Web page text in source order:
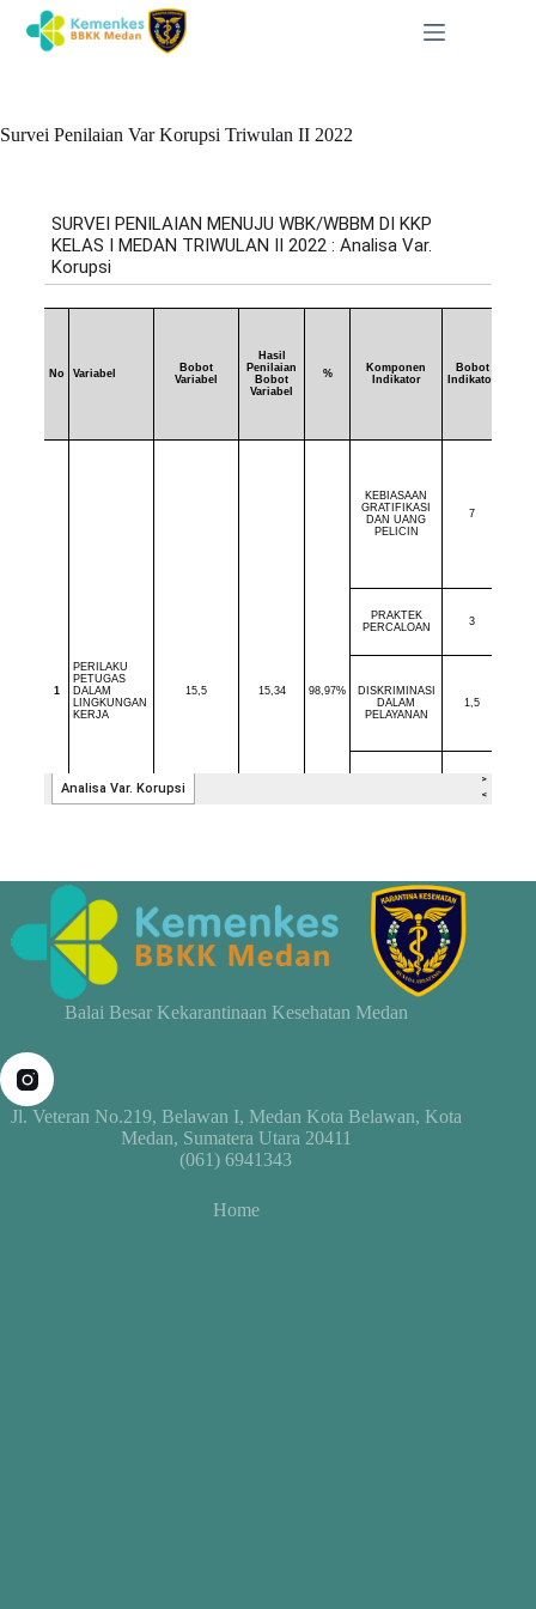
Survei Penilaian Var Korupsi Triwulan II 2022
Balai Besar Kekarantinaan Kesehatan Medan
Jl. Veteran No.219, Belawan I, Medan Kota Belawan, Kota
Medan, Sumatera Utara 20411
(061) 6941343
Home